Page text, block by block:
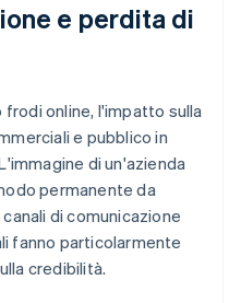
e perdita di
online, l'impatto sulla
e pubblico in
di un'azienda
permanente da
di comunicazione
fanno particolarmente
credibilità.